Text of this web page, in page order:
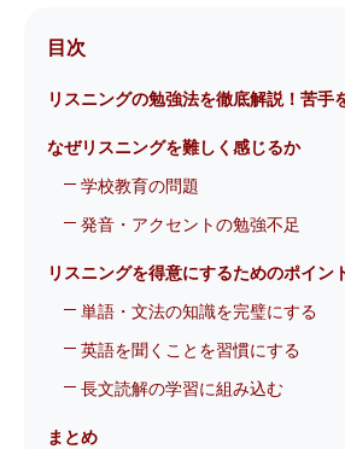
目次
リスニングの勉強法を徹底解説！苦手
なぜリスニングを難しく感じるか
学校教育の問題
発音・アクセントの勉強不足
リスニングを得意にするためのポイン
単語・文法の知識を完璧にする
英語を聞くことを習慣にする
長文読解の学習に組み込む
まとめ